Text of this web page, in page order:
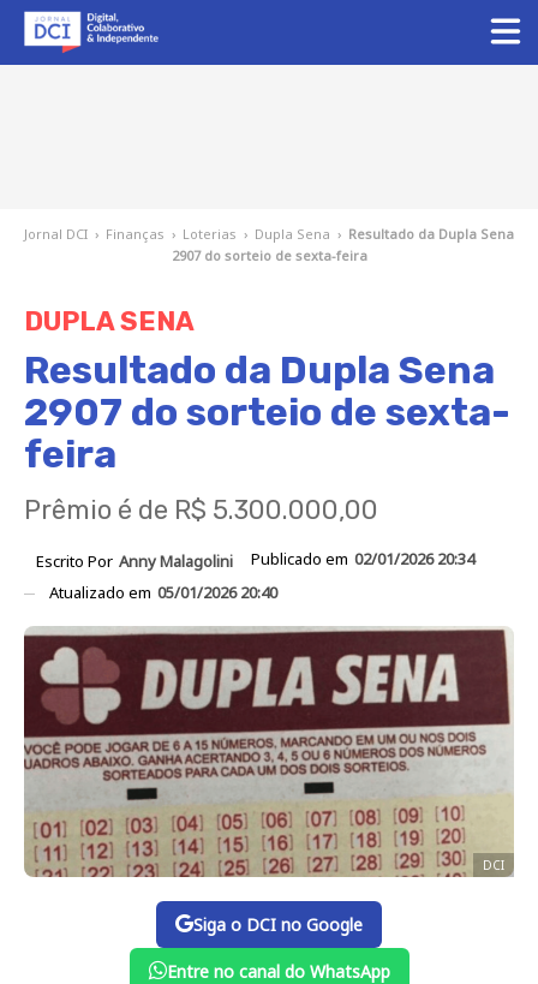
Jornal DCI › Finanças › Loterias › Dupla Sena › Resultado da Dupla Sena
2907 do sorteio de sexta-feira
DUPLA SENA
Resultado da Dupla Sena
2907 do sorteio de sexta-
feira
Prêmio é de R$ 5.300.000,00
Escrito Por Anny Malagolini Publicado em 02/01/2026 20:34
Atualizado em 05/01/2026 20:40
DCI
Siga o DCI no Google
Entre no canal do WhatsApp